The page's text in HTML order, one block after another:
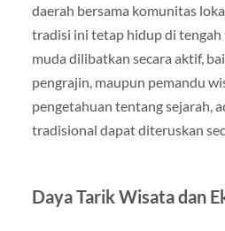
daerah bersama komunitas
tradisi ini tetap hidup di tengah
muda dilibatkan secara aktif,
pengrajin, maupun pemandu
pengetahuan tentang sejarah,
tradisional dapat diteruskan
Daya Tarik Wisata dan